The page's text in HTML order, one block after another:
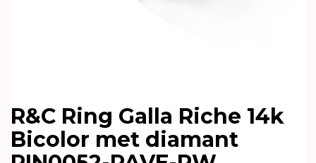
R&C Ring Galla Riche 14k
Bicolor met diamant